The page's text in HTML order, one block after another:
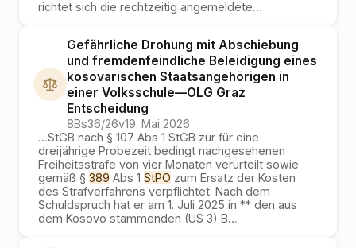
richtet sich die rechtzeitig angemeldete…
Gefährliche Drohung mit Abschiebung
und fremdenfeindliche Beleidigung eines
kosovarischen Staatsangehörigen in
einer Volksschule—OLG Graz
Entscheidung
8Bs36/26v19. Mai 2026
…StGB nach § 107 Abs 1 StGB zur für eine
dreijährige Probezeit bedingt nachgesehenen
Freiheitsstrafe von vier Monaten verurteilt sowie
gemäß § 389 Abs 1 StPO zum Ersatz der Kosten
des Strafverfahrens verpflichtet. Nach dem
Schuldspruch hat er am 1. Juli 2025 in ** den aus
dem Kosovo stammenden (US 3) B…